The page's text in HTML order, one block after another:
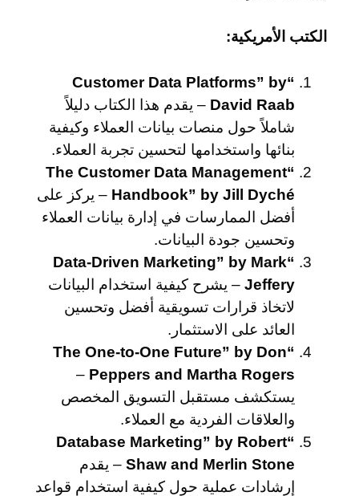
الكتب الأمريكية:
“Customer Data Platforms” by
David Raab – يقدم هذا الكتاب دليلاً
شاملاً حول منصات بيانات العملاء وكيفية
بنائها واستخدامها لتحسين تجربة العملاء.
“The Customer Data Management
Handbook” by Jill Dyché – يركز على
أفضل الممارسات في إدارة بيانات العملاء
وتحسين جودة البيانات.
“Data-Driven Marketing” by Mark
Jeffery – يشرح كيفية استخدام البيانات
لاتخاذ قرارات تسويقية أفضل وتحسين
العائد على الاستثمار.
“The One-to-One Future” by Don
Peppers and Martha Rogers
–
يستكشف مستقبل التسويق المخصص
والعلاقات الفردية مع العملاء.
“Database Marketing” by Robert
Shaw and Merlin Stone – يقدم
إرشادات عملية حول كيفية استخدام قواعد